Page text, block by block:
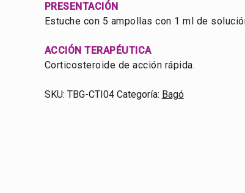
PRESENTACIÓN
Estuche con 5 ampollas con 1 ml de
ACCIÓN TERAPÉUTICA
Corticosteroide de acción rápida.
SKU: TBG-CTI04 Categoría: Bagó